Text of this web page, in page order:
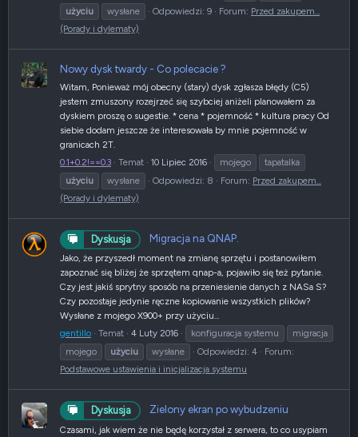
użyciu
wysłane Odpowiedzi: 9 Forum: Przed zakupem...
(Porady i dylematy)
Nowy dysk twardy - Co polecacie ?
Witam, Ponieważ mój obecny (stary) dysk zgłasza błędy (C5)
jestem zmuszony rozejrzeć się szybciej aniżeli planowałem za
dyskiem proszę o sugestie. * cena * pojemność * kultura pracy Od
siebie dodam jeszcze że interesowała by mnie pojemność w
granicach 2T.
0.1+0.2!==0.3
Temat 10 Lipiec 2016 mojego
tapatalka
użyciu
wysłane Odpowiedzi: 8 Forum: Przed zakupem...
(Porady i dylematy)
Dyskusja Migracja na QNAP.
Jako, że przyszedł moment na zmianę sprzętu i postanowiłem
zapoznać się bliżej że sprzętem qnap-a, pojawiło się też pytanie.
Czy jest jakiś sprytny sposób na przeniesienie danych z NASa S?
Czy pozostaje jedynie ręczne kopiowanie wszystkich plików?
Wysłane z mojego X900+ przy użyciu...
gentillo
Temat 4 Luty 2016 konfiguracja systemu
migracja
mojego
użyciu wysłane Odpowiedzi: 4
Forum:
Podstawowe ustawienia i inicjalizacja systemu
Dyskusja Zielony ekran po wybudzeniu
Czasami, jak wiem że nie będę korzystał z serwera, to co usypiam